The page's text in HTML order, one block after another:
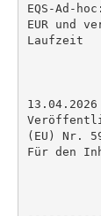
EQS-Ad-
EUR und
Laufzeit
(EU) Nr.
Für den